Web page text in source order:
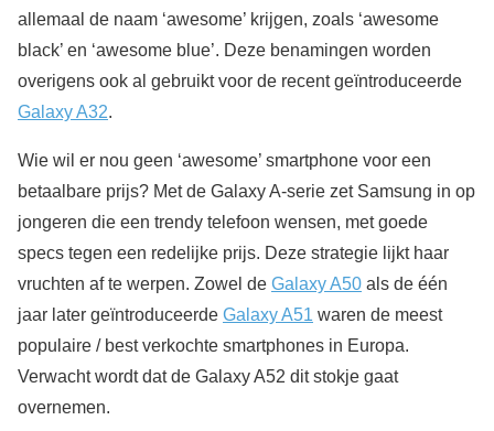
allemaal de naam ‘awesome’ krijgen, zoals ‘awesome
black’ en ‘awesome blue’. Deze benamingen worden
overigens ook al gebruikt voor de recent geïntroduceerde
Galaxy A32.
Wie wil er nou geen ‘awesome’ smartphone voor een
betaalbare prijs? Met de Galaxy A-serie zet Samsung in op
jongeren die een trendy telefoon wensen, met goede
specs tegen een redelijke prijs. Deze strategie lijkt haar
vruchten af te werpen. Zowel de Galaxy A50 als de één
jaar later geïntroduceerde Galaxy A51 waren de meest
populaire / best verkochte smartphones in Europa.
Verwacht wordt dat de Galaxy A52 dit stokje gaat
overnemen.